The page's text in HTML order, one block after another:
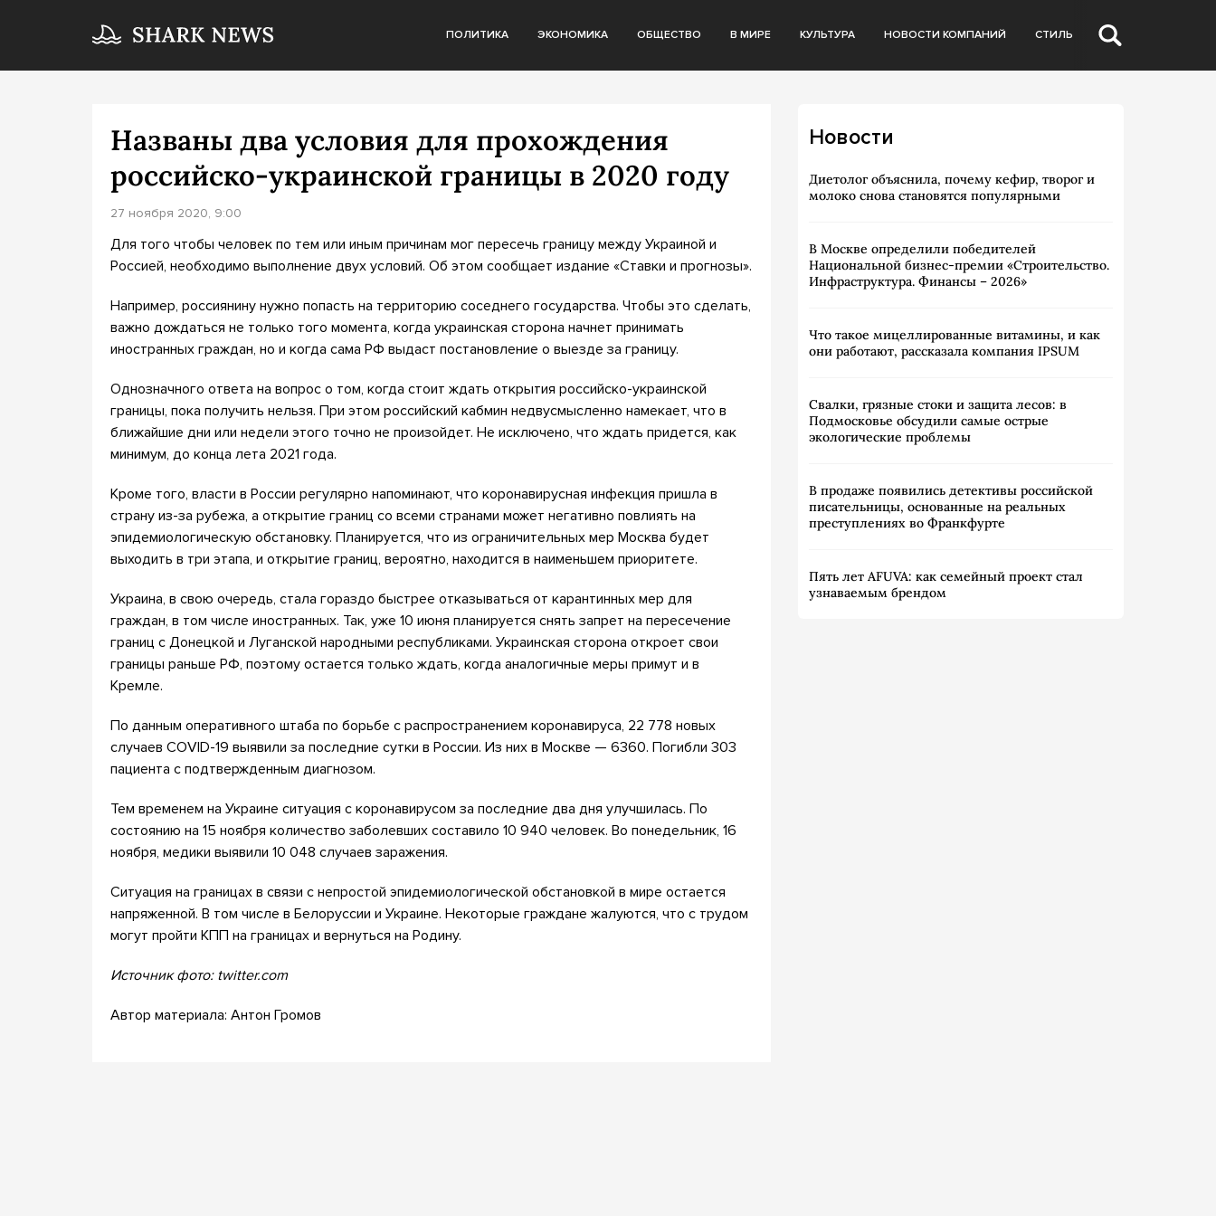
ПОЛИТИКА ЭКОНОМИКА ОБЩЕСТВО В МИРЕ КУЛЬТУРА НОВОСТИ КОМПАНИЙ СТИЛЬ
Названы два условия для прохождения
российско-украинской границы в 2020 году
27 ноября 2020, 9:00
Для того чтобы человек по тем или иным причинам мог пересечь границу между Украиной и
Россией, необходимо выполнение двух условий. Об этом сообщает издание «Ставки и прогнозы».
Например, россиянину нужно попасть на территорию соседнего государства. Чтобы это сделать,
важно дождаться не только того момента, когда украинская сторона начнет принимать
иностранных граждан, но и когда сама РФ выдаст постановление о выезде за границу.
Однозначного ответа на вопрос о том, когда стоит ждать открытия российско-украинской
границы, пока получить нельзя. При этом российский кабмин недвусмысленно намекает, что в
ближайшие дни или недели этого точно не произойдет. Не исключено, что ждать придется, как
минимум, до конца лета 2021 года.
Кроме того, власти в России регулярно напоминают, что коронавирусная инфекция пришла в
страну из-за рубежа, а открытие границ со всеми странами может негативно повлиять на
эпидемиологическую обстановку. Планируется, что из ограничительных мер Москва будет
выходить в три этапа, и открытие границ, вероятно, находится в наименьшем приоритете.
Украина, в свою очередь, стала гораздо быстрее отказываться от карантинных мер для
граждан, в том числе иностранных. Так, уже 10 июня планируется снять запрет на пересечение
границ с Донецкой и Луганской народными республиками. Украинская сторона откроет свои
границы раньше РФ, поэтому остается только ждать, когда аналогичные меры примут и в
Кремле.
По данным оперативного штаба по борьбе с распространением коронавируса, 22 778 новых
случаев COVID-19 выявили за последние сутки в России. Из них в Москве — 6360. Погибли 303
пациента с подтвержденным диагнозом.
Тем временем на Украине ситуация с коронавирусом за последние два дня улучшилась. По
состоянию на 15 ноября количество заболевших составило 10 940 человек. Во понедельник, 16
ноября, медики выявили 10 048 случаев заражения.
Ситуация на границах в связи с непростой эпидемиологической обстановкой в мире остается
напряженной. В том числе в Белоруссии и Украине. Некоторые граждане жалуются, что с трудом
могут пройти КПП на границах и вернуться на Родину.
Источник фото: twitter.com
Автор материала: Антон Громов
Новости
Диетолог объяснила, почему кефир, творог и
молоко снова становятся популярными
В Москве определили победителей
Национальной бизнес-премии «Строительство.
Инфраструктура. Финансы – 2026»
Что такое мицеллированные витамины, и как
они работают, рассказала компания IPSUM
Свалки, грязные стоки и защита лесов: в
Подмосковье обсудили самые острые
экологические проблемы
В продаже появились детективы российской
писательницы, основанные на реальных
преступлениях во Франкфурте
Пять лет AFUVA: как семейный проект стал
узнаваемым брендом